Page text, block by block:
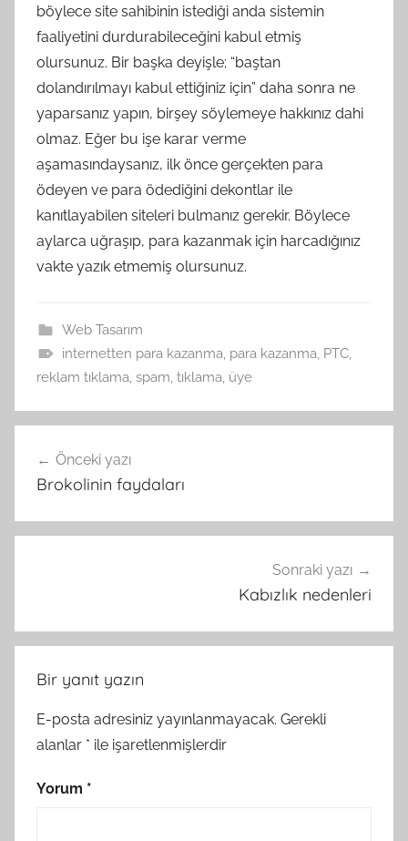
böylece site sahibinin istediği anda sistemin
faaliyetini durdurabileceğini kabul etmiş
olursunuz. Bir başka deyişle; “baştan
dolandırılmayı kabul ettiğiniz için” daha sonra ne
yaparsanız yapın, birşey söylemeye hakkınız dahi
olmaz. Eğer bu işe karar verme
aşamasındaysanız, ilk önce gerçekten para
ödeyen ve para ödediğini dekontlar ile
kanıtlayabilen siteleri bulmanız gerekir. Böylece
aylarca uğraşıp, para kazanmak için harcadığınız
vakte yazık etmemiş olursunuz.
Web Tasarım
internetten para kazanma, para kazanma, PTC,
reklam tıklama, spam, tıklama, üye
gezinmesi
Önceki yazı
Brokolinin faydaları
Sonraki yazı
Kabızlık nedenleri
Bir yanıt yazın
E-posta adresiniz yayınlanmayacak. Gerekli
alanlar * ile işaretlenmişlerdir
Yorum *